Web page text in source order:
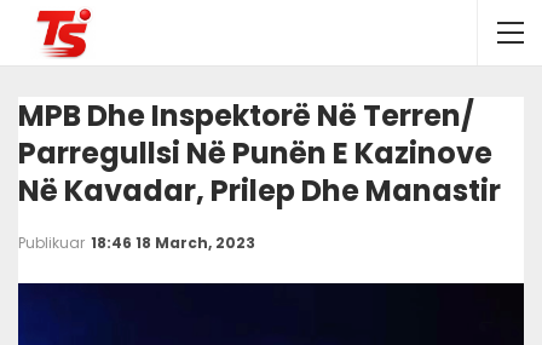
MPB Dhe Inspektorë Në Terren/
Parregullsi Në Punën E Kazinove
Në Kavadar, Prilep Dhe Manastir
Publikuar 18:46 18 March, 2023